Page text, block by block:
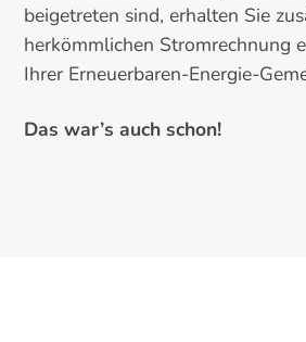
beigetreten sind, erhalten Sie
herkömmlichen Stromrechnung
Ihrer Erneuerbaren-Energie-
Das war’s auch schon!